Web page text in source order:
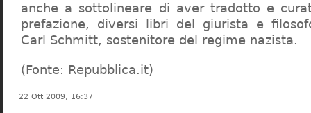
anche a sottolineare di aver tradotto e
prefazione, diversi libri del giurista e
Carl Schmitt, sostenitore del regime nazista.
(Fonte: Repubblica.it)
22 Ott 2009, 16:37